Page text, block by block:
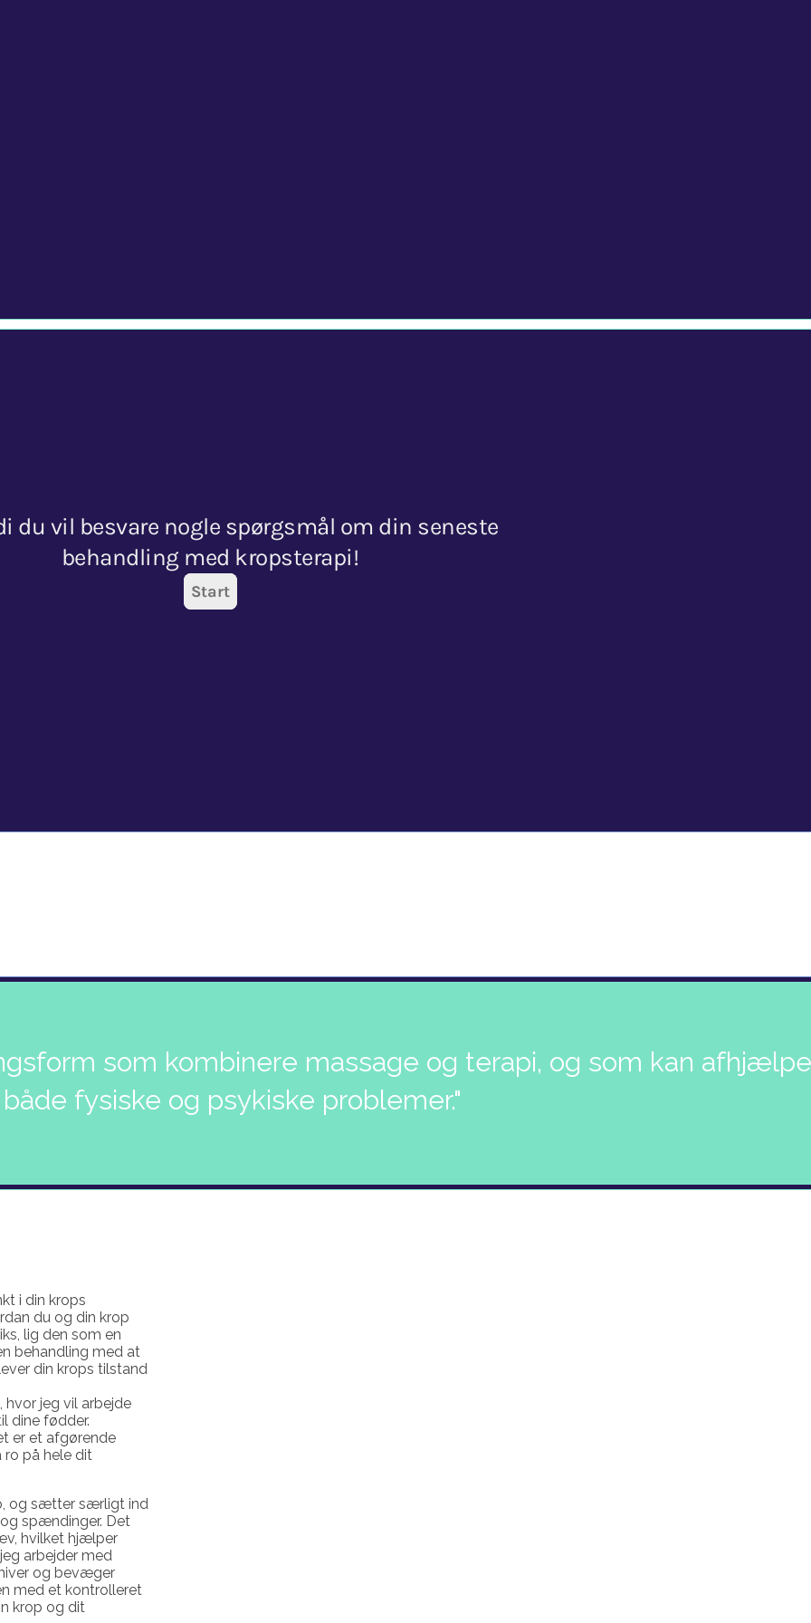
som kombinere massage og terapi, og som kan afhjælpe
både fysiske og psykiske problemer."
i din krops
du og din krop
lig den som en
behandling med at
din krops tilstand
hvor jeg vil arbejde
dine fødder.
er et afgørende
på hele dit
og sætter særligt ind
spændinger. Det
hvilket hjælper
arbejder med
og bevæger
med et kontrolleret
krop og dit